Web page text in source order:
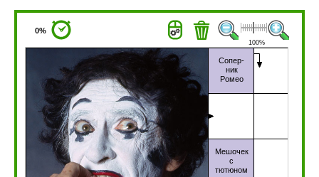
0%
100%